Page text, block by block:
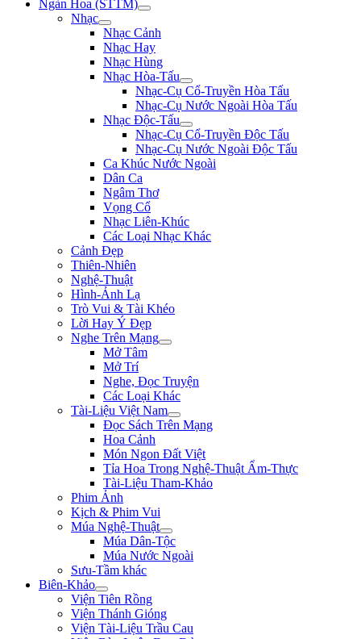
Ngàn Hoa (STTM)
Nhạc
Nhạc Cảnh
Nhạc Hay
Nhạc Hùng
Nhạc Hòa-Tấu
Nhạc-Cụ Cổ-Truyền Hòa Tấu
Nhạc-Cụ Nước Ngoài Hòa Tấu
Nhạc Độc-Tấu
Nhạc-Cụ Cổ-Truyền Độc Tấu
Nhạc-Cụ Nước Ngoài Độc Tấu
Ca Khúc Nước Ngoài
Dân Ca
Ngâm Thơ
Vọng Cổ
Nhạc Liên-Khúc
Các Loại Nhạc Khác
Cảnh Đẹp
Thiên-Nhiên
Nghệ-Thuật
Hình-Ảnh Lạ
Trò Vui & Tài Khéo
Lời Hay Ý Đẹp
Nghe Trên Mạng
Mở Tâm
Mở Trí
Nghe, Đọc Truyện
Các Loại Khác
Tài-Liệu Việt Nam
Đọc Sách Trên Mạng
Hoa Cảnh
Món Ngon Đất Việt
Tỉa Hoa Trong Nghệ-Thuật Ẩm-Thực
Tài-Liệu Tham-Khảo
Phim Ảnh
Kịch & Phim Vui
Múa Nghệ-Thuật
Múa Dân-Tộc
Múa Nước Ngoài
Sưu-Tầm khác
Biên-Khảo
Viện Tiên Rồng
Viện Thánh Gióng
Viện Tài-Liệu Trầu Cau